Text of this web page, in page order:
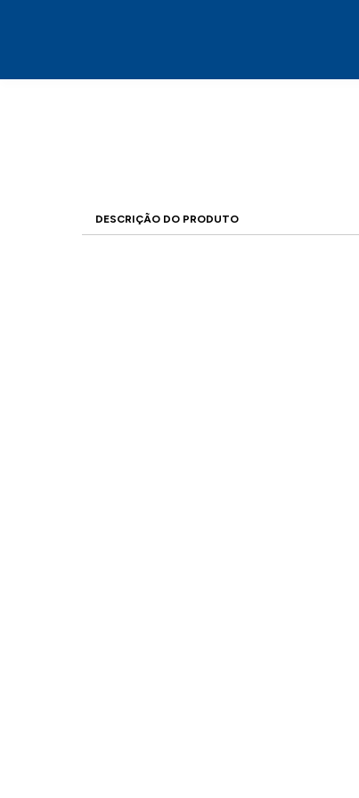
DESCRIÇÃO DO PRODUTO